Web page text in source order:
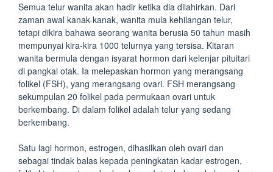
Semua telur wanita akan hadir ketika dia dilahirkan. Dari
zaman awal kanak-kanak, wanita mula kehilangan telur,
tetapi dikira bahawa seorang wanita berusia 50 tahun masih
mempunyai kira-kira 1000 telurnya yang tersisa. Kitaran
wanita bermula dengan isyarat hormon dari kelenjar pituitari
di pangkal otak. Ia melepaskan hormon yang merangsang
folikel (FSH), yang merangsang ovari. FSH merangsang
sekumpulan 20 folikel pada permukaan ovari untuk
berkembang. Di dalam folikel adalah telur yang sedang
berkembang.
Satu lagi hormon, estrogen, dihasilkan oleh ovari dan
sebagai tindak balas kepada peningkatan kadar estrogen,